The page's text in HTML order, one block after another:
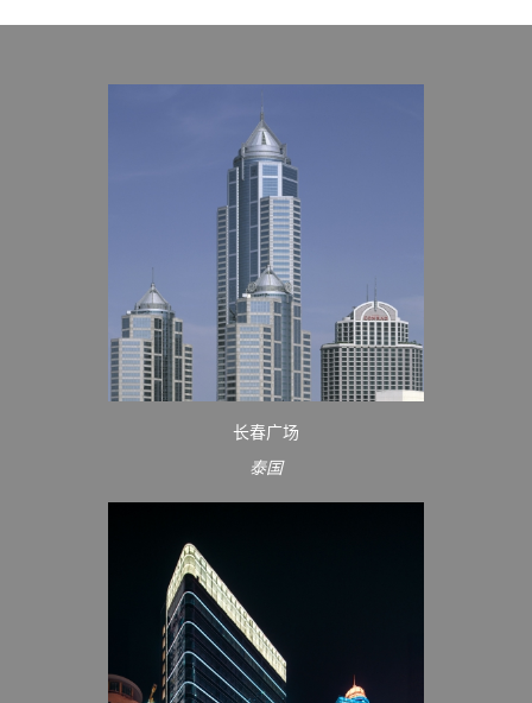
长春广场
泰国